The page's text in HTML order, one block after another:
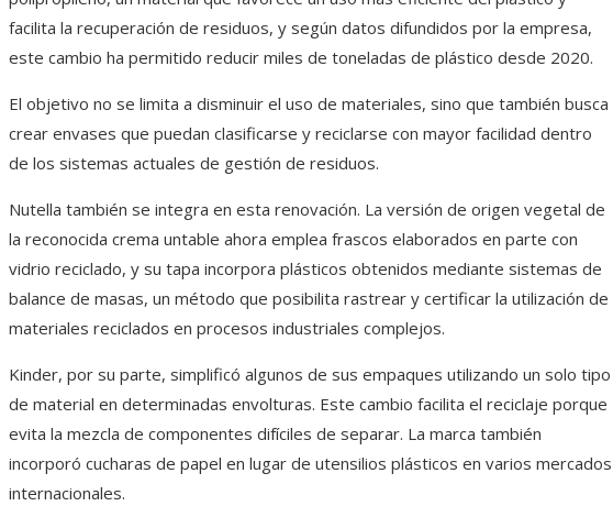
facilita la recuperación de residuos, y según datos difundidos por la empresa,
este cambio ha permitido reducir miles de toneladas de plástico desde 2020.
El objetivo no se limita a disminuir el uso de materiales, sino que también busca
crear envases que puedan clasificarse y reciclarse con mayor facilidad dentro
de los sistemas actuales de gestión de residuos.
Nutella también se integra en esta renovación. La versión de origen vegetal de
la reconocida crema untable ahora emplea frascos elaborados en parte con
vidrio reciclado, y su tapa incorpora plásticos obtenidos mediante sistemas de
balance de masas, un método que posibilita rastrear y certificar la utilización de
materiales reciclados en procesos industriales complejos.
Kinder, por su parte, simplificó algunos de sus empaques utilizando un solo tipo
de material en determinadas envolturas. Este cambio facilita el reciclaje porque
evita la mezcla de componentes difíciles de separar. La marca también
incorporó cucharas de papel en lugar de utensilios plásticos en varios mercados
internacionales.